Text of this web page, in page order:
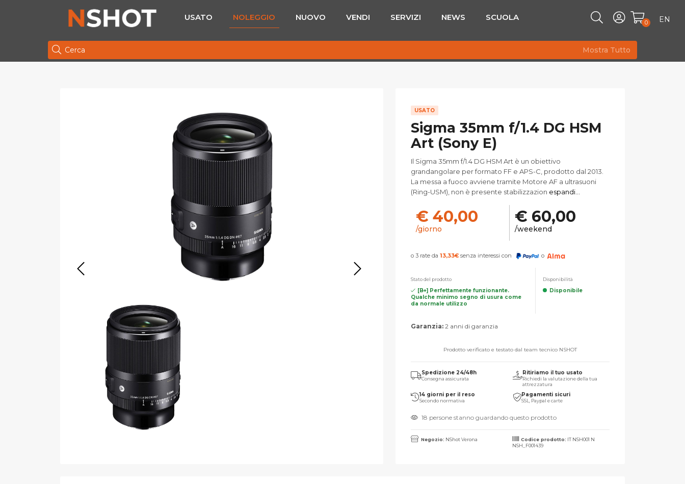
USATO NOLEGGIO NUOVO VENDI SERVIZI NEWS SCUOLA
0 EN
Mostra Tutto
USATO
Sigma 35mm f/1.4 DG HSM
Art (Sony E)
Il Sigma 35mm f/1.4 DG HSM Art è un obiettivo
grandangolare per formato FF e APS-C, prodotto dal 2013.
La messa a fuoco avviene tramite Motore AF a ultrasuoni
(Ring-USM), non è presente stabilizzazion espandi...
€ 40,00
/giorno
€ 60,00
/weekend
o 3 rate da13,33€ senza interessi con o
Stato del prodotto
[B+] Perfettamente funzionante.
Qualche minimo segno di usura come
da normale utilizzo
Disponibilità
Disponibile
Garanzia: 2 anni di garanzia
Prodotto verificato e testato dal team tecnico NSHOT
Spedizione 24/48h
Consegna assicurata
Ritiriamo il tuo usato
Richiedi la valutazione della tua
attrezzatura
14 giorni per il reso
Secondo normativa
Pagamenti sicuri
SSL, Paypal e carte
18 persone stanno guardando questo prodotto
Negozio: NShot Verona Codice prodotto: IT NSH001 N
NSH_F001439